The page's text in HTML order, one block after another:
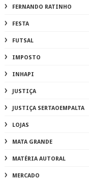
FERNANDO RATINHO
FESTA
FUTSAL
IMPOSTO
INHAPI
JUSTIÇA
JUSTIÇA SERTAOEMPALTA
LOJAS
MATA GRANDE
MATÉRIA AUTORAL
MERCADO